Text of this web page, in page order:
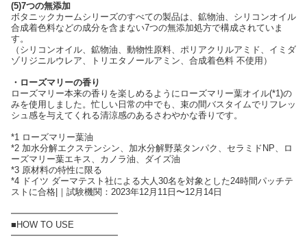
(5)7つの無添加
ボタニックカームシリーズのすべての製品は、鉱物油、シリコンオイル
合成着色料などの成分を含まない7つの無添加処方で構成されていま
す。
（シリコンオイル、鉱物油、動物性原料、ポリアクリルアミド、イミダ
ゾリジニルウレア、トリエタノールアミン、合成着色料 不使用）
・ローズマリーの香り
ローズマリー本来の香りを楽しめるようにローズマリー葉オイル(*1)の
みを使用しました。忙しい日常の中でも、束の間バスタイムでリフレッ
シュ感を与えてくれる清涼感のあるさわやかな香りです。
*1 ローズマリー葉油
*2 加水分解エクステンシン、加水分解野菜タンパク、セラミドNP、ロ
ーズマリー葉エキス、カノラ油、ダイズ油
*3 原材料の特性に限る
*4 ドイツ ダーマテスト社による大人30名を対象とした24時間パッチテ
ストに合格|｜試験機関：2023年12月11日〜12月14日
━━━━━━━━━━━━
■HOW TO USE
━━━━━━━━━━━━